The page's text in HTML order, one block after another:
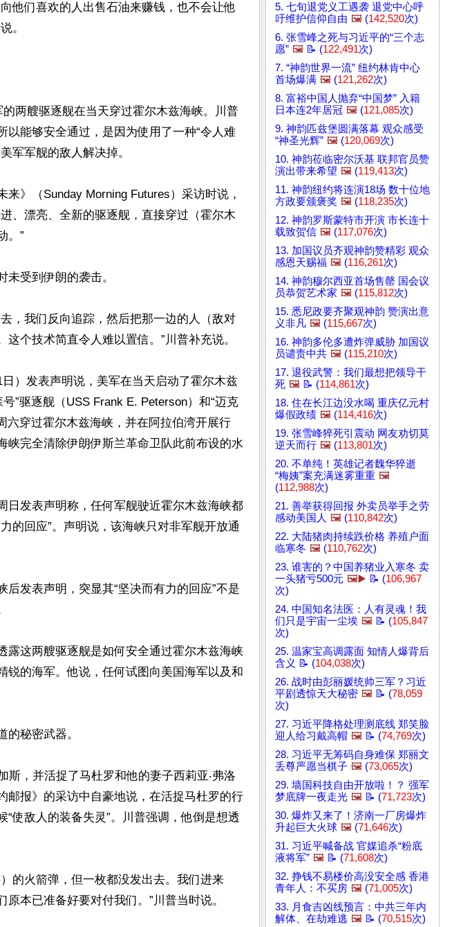
他们喜欢的人出售石油来赚钱，也不会让他
。
两艘驱逐舰在当天穿过霍尔木兹海峡。川普
以能够安全通过，是因为使用了一种“令人难
军军舰的敌人解决掉。
》（Sunday Morning Futures）采访时说，
、漂亮、全新的驱逐舰，直接穿过（霍尔木
。”
受到伊朗的袭击。
，我们反向追踪，然后把那一边的人（敌对
个技术简直令人难以置信。”川普补充说。
）发表声明说，美军在当天启动了霍尔木兹
”驱逐舰（USS Frank E. Peterson）和“迈克
六穿过霍尔木兹海峡，并在阿拉伯湾开展行
峡完全清除伊朗伊斯兰革命卫队此前布设的水
日发表声明称，任何军舰驶近霍尔木兹海峡都
的回应”。声明说，该海峡只对非军舰开放通
发表声明，突显其“坚决而有力的回应”不是
露这两艘驱逐舰是如何安全通过霍尔木兹海峡
锐的海军。他说，任何试图向美国海军以及和
秘密武器。
斯，并活捉了马杜罗和他的妻子西莉亚‧弗洛
邮报》的采访中自豪地说，在活捉马杜罗的行
使敌人的装备失灵”。川普强调，他倒是想透
的火箭弹，但一枚都没发出去。我们进来
本已准备好要对付我们。”川普当时说。
5. 七旬退党义工遇袭 退党中心呼
吁维护信仰自由 🖼️ (142,520次)
6. 张雪峰之死与习近平的“三个志
愿” 🖼️ 📝 (122,491次)
7. “神韵世界一流” 纽约林肯中心
首场爆满 🖼️ (121,262次)
8. 富裕中国人抛弃“中国梦” 入籍
日本连2年居冠 🖼️ (121,085次)
9. 神韵匹兹堡圆满落幕 观众感受
“神圣光辉” 🖼️ (120,069次)
10. 神韵莅临密尔沃基 联邦官员赞
演出带来希望 🖼️ (119,413次)
11. 神韵纽约将连演18场 数十位地
方政要颁褒奖 🖼️ (118,235次)
12. 神韵罗斯蒙特市开演 市长连十
载致贺信 🖼️ (117,076次)
13. 加国议员齐观神韵赞精彩 观众
感恩天赐福 🖼️ (116,261次)
14. 神韵穆尔西亚首场售罄 国会议
员恭贺艺术家 🖼️ (115,812次)
15. 悉尼政要齐聚观神韵 赞演出意
义非凡 🖼️ (115,667次)
16. 神韵多伦多遭炸弹威胁 加国议
员谴责中共 🖼️ (115,210次)
17. 退役武警：我们最想把领导干
死 🖼️ 📝 (114,861次)
18. 住在长江边没水喝 重庆亿元村
爆假政绩 🖼️ (114,416次)
19. 张雪峰猝死引震动 网友劝切莫
逆天而行 🖼️ (113,801次)
20. 不单纯！英雄记者魏华猝逝
“梅姨”案充满迷雾重重 🖼️
(112,988次)
21. 善举获得回报 外卖员举手之劳
感动美国人 🖼️ (110,842次)
22. 大陆猪肉持续跌价格 养殖户面
临寒冬 🖼️ (110,762次)
23. 谁害的？中国养猪业入寒冬 卖
一头猪亏500元 🖼️▶️ 📝 (106,967
次)
24. 中国知名法医：人有灵魂！我
们只是宇宙一尘埃 🖼️ 📝 (105,847
次)
25. 温家宝高调露面 知情人爆背后
含义 📝 (104,038次)
26. 战时由彭丽媛统帅三军？习近
平剧透惊天大秘密 🖼️ 📝 (78,059
次)
27. 习近平降格处理测底线 郑笑脸
迎人给习戴高帽 🖼️ 📝 (74,769次)
28. 习近平无筹码自身难保 郑丽文
丢尊严愿当棋子 🖼️ (73,065次)
29. 墙国科技自由开放啦！？ 强军
梦底牌一夜走光 🖼️ 📝 (71,723次)
30. 爆炸又来了！济南一厂房爆炸
升起巨大火球 🖼️ (71,646次)
31. 习近平喊备战 官媒追杀“粉底
液将军” 🖼️ 📝 (71,608次)
32. 挣钱不易楼价高没安全感 香港
青年人：不买房 🖼️ (71,005次)
33. 月食吉凶线预言：中共三年内
解体、在劫难逃 🖼️ 📝 (70,515次)